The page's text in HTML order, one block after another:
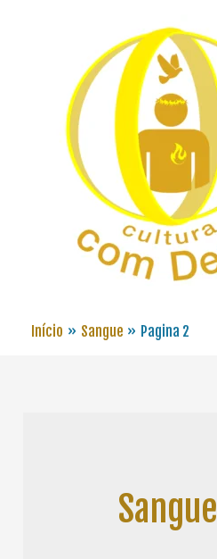
Início Sangue Pagina 2
Sangue